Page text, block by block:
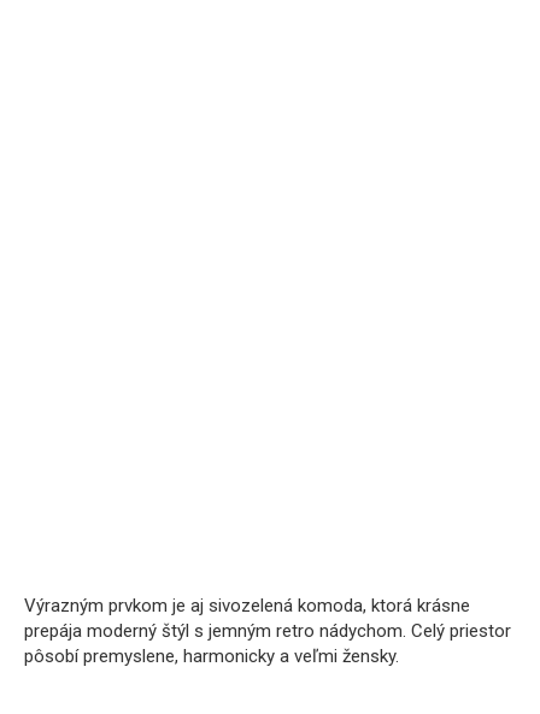
Výrazným prvkom je aj sivozelená komoda, ktorá krásne
prepája moderný štýl s jemným retro nádychom. Celý priestor
pôsobí premyslene, harmonicky a veľmi žensky.